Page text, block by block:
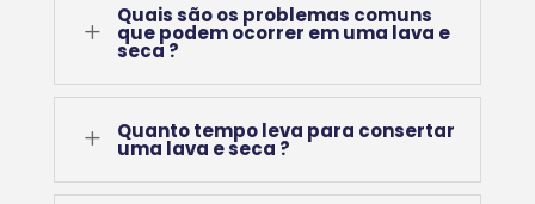
L
Quais são os problemas comuns
que podem ocorrer em uma lava e
seca ?
L Quanto tempo leva para consertar
uma lava e seca ?